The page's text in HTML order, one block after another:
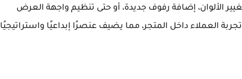
الألوان، إضافة رفوف جديدة، أو حتى تنظيم واجهة العرض
العملاء داخل المتجر، مما يضيف عنصرًا إبداعيًا واستراتيجيًا